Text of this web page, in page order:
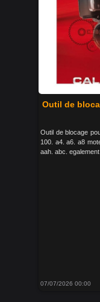
Outil de
Outil de blocage
100. a4. a6. a8
aah. abc.
07/07/2026 00:00